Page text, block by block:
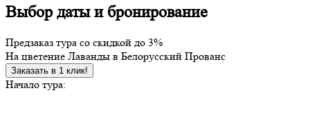
Выбор даты и бронирование
Предзаказ тура со скидкой до 3%
На цветение Лаванды в Белорусский Прованс
Заказать в 1 клик!
Начало тура: